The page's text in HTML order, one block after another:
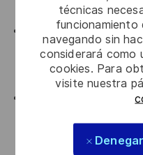
técnicas
funcionamiento
navegando sin
considerará como
cookies. Para
visite nuestra
Denegar
Provider) est un
Expertise Technique
l'IntegrationHub et
Une connaissance
Cloud souverain est
Vision d'Architecture
problématiques de